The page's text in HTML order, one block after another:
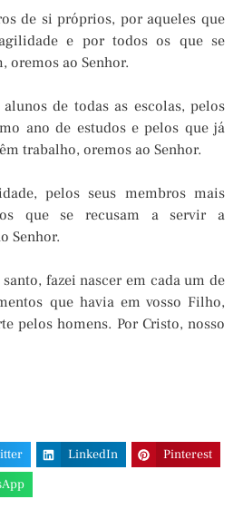
de si próprios, por aqueles que
e por todos os que se
oremos ao Senhor.
de todas as escolas, pelos
ano de estudos e pelos que já
trabalho, oremos ao Senhor.
pelos seus membros mais
que se recusam a servir a
Senhor.
santo, fazei nascer em cada um de
que havia em vosso Filho,
pelos homens. Por Cristo, nosso
LinkedIn
Pinterest